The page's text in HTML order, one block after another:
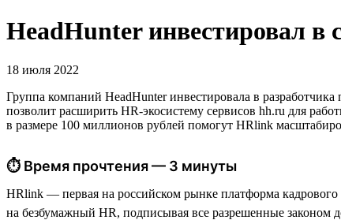
HeadHunter инвестировал в
18 июля 2022
Группа компаний HeadHunter инвестировала в
позволит расширить HR-экосистему сервисов hh.ru для
в размере 100 миллионов рублей помогут HRlink
⏱ Время прочтения — 3 минуты
HRlink — первая на российском рынке платформа
на безбумажный HR, подписывая все разрешенные законом